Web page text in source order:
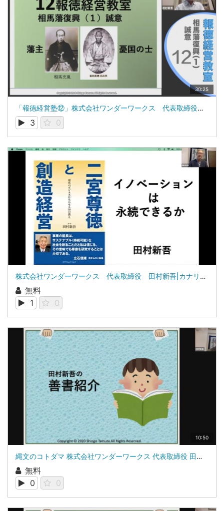
30:25
「報徳経営塾⑫」株式会社ワンダーワークス 代表取締役 田村新吾
3 0
株式会社ワンダーワークス 代表取締役 田村新吾|カナリアコミュニケーションズ著者セミナー
無料
1
0
10:50
縄文のコトダマ 株式会社ワンダーワークス 代表取締役 田村新吾
無料
0
0